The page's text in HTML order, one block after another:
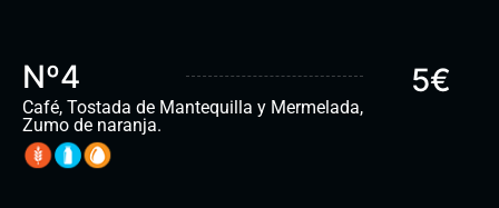
Nº4
Café, Tostada de Mantequilla y Mermelada,
Zumo de naranja.
5€